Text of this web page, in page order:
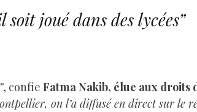
joué dans des lycées”
, confie Fatma Nakib, élue aux droits
on l’a diffusé en direct sur le